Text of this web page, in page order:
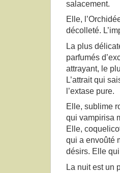
salacement.
Elle,
décolleté.
La plus
parfumés
attrayant, le
L’attrait qui
l’extase pure.
Elle, sublime
qui vampirisa
Elle,
qui a envoûté
désirs. Elle
La nuit est un